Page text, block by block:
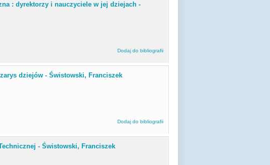
: dyrektorzy i nauczyciele w jej dziejach -
Dodaj do bibliografii
dziejów - Świstowski, Franciszek
Dodaj do bibliografii
- Świstowski, Franciszek